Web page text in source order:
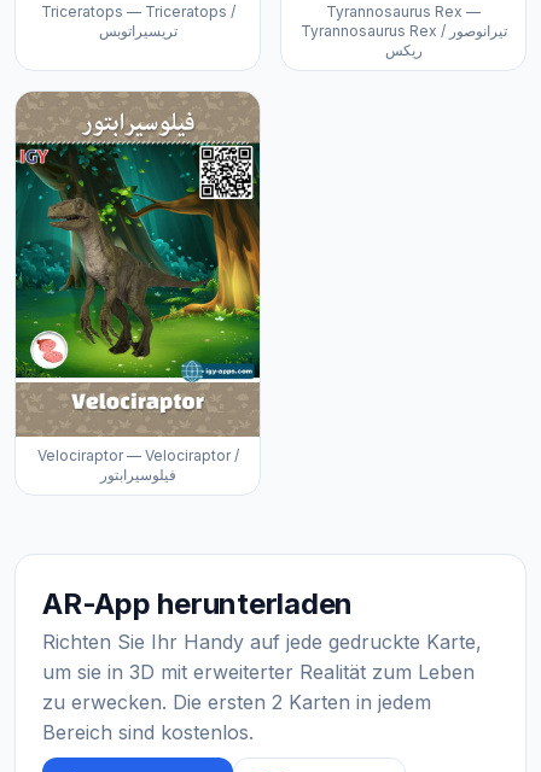
Triceratops — Triceratops /
تريسيراتوبس
Tyrannosaurus Rex —
Tyrannosaurus Rex / تيرانوصور
ريكس
Velociraptor — Velociraptor /
فيلوسيرابتور
AR-App herunterladen
Richten Sie Ihr Handy auf jede gedruckte Karte,
um sie in 3D mit erweiterter Realität zum Leben
zu erwecken. Die ersten 2 Karten in jedem
Bereich sind kostenlos.